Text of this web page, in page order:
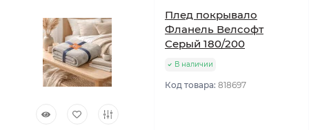
Плед покрывало
Фланель Велсофт
Серый 180/200
В наличии
Код товара: 818697